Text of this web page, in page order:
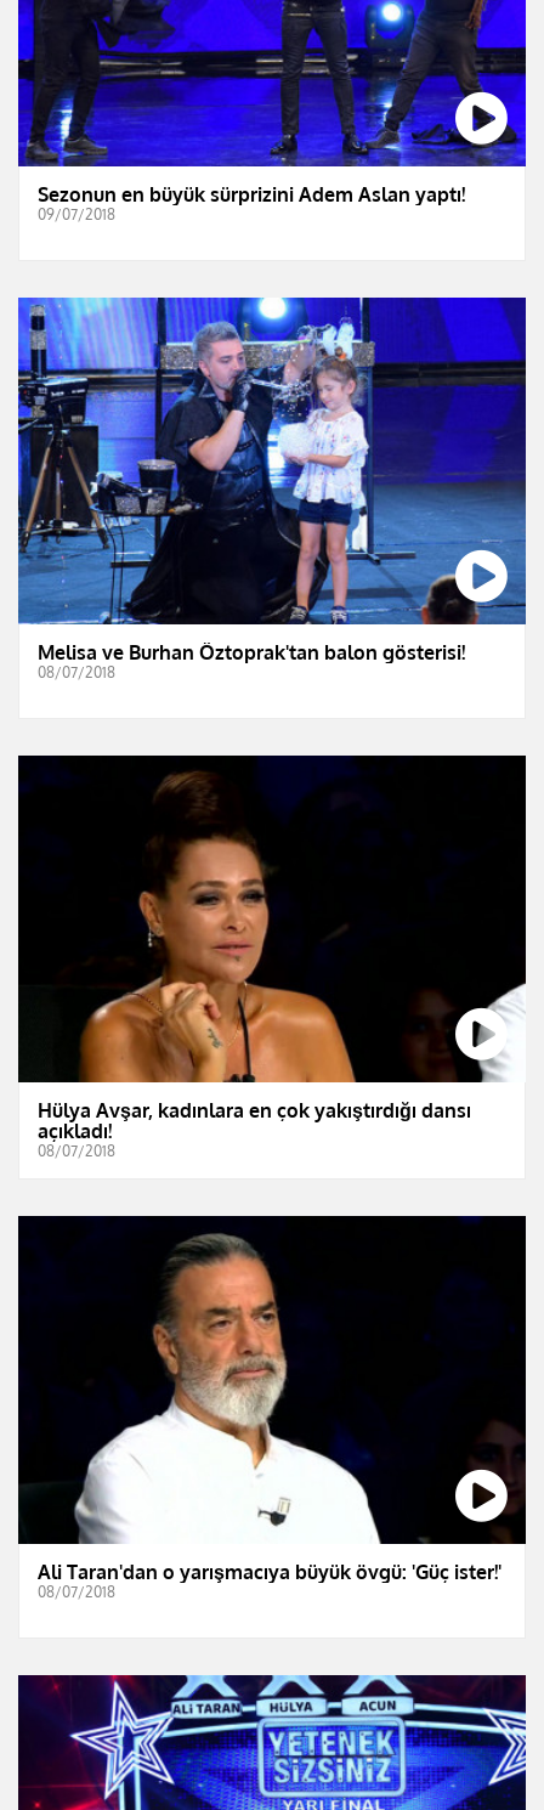
Sezonun en büyük sürprizini Adem Aslan yaptı!
09/07/2018
Melisa ve Burhan Öztoprak'tan balon gösterisi!
08/07/2018
Hülya Avşar, kadınlara en çok yakıştırdığı dansı
açıkladı!
08/07/2018
Ali Taran'dan o yarışmacıya büyük övgü: 'Güç ister!'
08/07/2018